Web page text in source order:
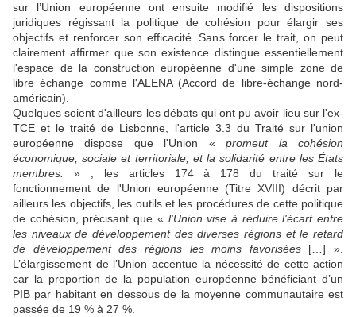
sur l’Union européenne ont ensuite modifié les dispositions
juridiques régissant la politique de cohésion pour élargir ses
objectifs et renforcer son efficacité. Sans forcer le trait, on peut
clairement affirmer que son existence distingue essentiellement
l'espace de la construction européenne d'une simple zone de
libre échange comme l'ALENA (Accord de libre-échange nord-
américain).
Quelques soient d'ailleurs les débats qui ont pu avoir lieu sur l'ex-
TCE et le traité de Lisbonne, l'article 3.3 du Traité sur l'union
européenne dispose que l'Union «promeut la cohésion
économique, sociale et territoriale, et la solidarité entre les États
membres. » ; les articles 174 à 178 du traité sur le
fonctionnement de l'Union européenne (Titre XVIII) décrit par
ailleurs les objectifs, les outils et les procédures de cette politique
de cohésion, précisant que « l'Union vise à réduire l'écart entre
les niveaux de développement des diverses régions et le retard
de développement des régions les moins favorisées[…] ».
L’élargissement de l’Union accentue la nécessité de cette action
car la proportion de la population européenne bénéficiant d’un
PIB par habitant en dessous de la moyenne communautaire est
passée de 19 % à 27 %.